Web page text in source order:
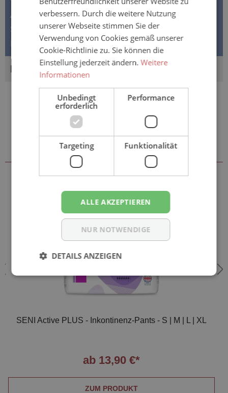
ABENA Pants Premium - Saugstärke II - erhöhte
Saugstärke ABENA Pants Premium ist ein innovatives
Inkontinenzprodukt, das wi…Mehr
BEWERTUNGEN
Sie könnten auch an folgenden
Artikeln interessiert sein
SENI Active PLUS - Inkontinenz-Pants - S | M | L | XL
ab 13,90 €*
ZUM PRODUKT
verbessern. Durch die weitere Nutzung
unserer Webseite stimmen Sie der
Verwendung von Cookies gemäß unserer
Cookie-Richtlinie zu. Sie können die
Einstellung jederzeit ändern.Weitere
Informationen
Unbedingt
erforderlich
Performance
Targeting Funktionalität
ALLE AKZEPTIEREN
NUR NOTWENDIGE
DETAILS ANZEIGEN